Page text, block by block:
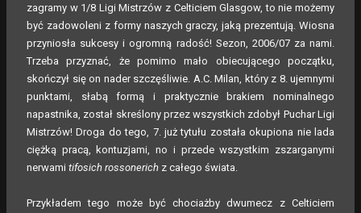
zagramy w 1/8 Ligi Mistrzów z Celticiem Glasgow, to nie możemy
być zadowoleni z formy naszych graczy, jaką prezentują. Wiosna
przyniosła sukcesy i ogromną radość! Sezon, 2006/07 za nami.
Trzeba przyznać, że pomimo mało obiecującego początku,
skończył się on nader szczęśliwie. A.C. Milan, który z 8. ujemnymi
punktami, słabą formą i praktycznie brakiem nominalnego
napastnika, został skreślony przez wszystkich zdobył Puchar Ligi
Mistrzów! Droga do tego, 7. już tytułu została okupiona nie lada
ciężką pracą, kontuzjami, no i przede wszystkim zszarganymi
nerwami tifosich rossonerich z całego świata.
Przykładem tego może być chociażby dwumecz z Celticiem